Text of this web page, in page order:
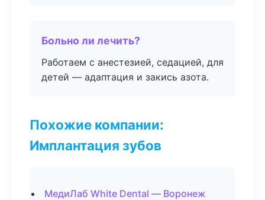
Больно ли лечить?
Работаем с анестезией, седацией, для
детей — адаптация и закись азота.
Похожие компании:
Имплантация зубов
МедиЛаб White Dental — Воронеж